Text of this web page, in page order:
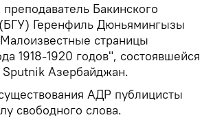
Бакинского
(БГУ) Геренфиль Дюньямингызы
страницы
1918-1920 годов", состоявшейся
Азербайджан.
АДР публицисты
свободного слова.